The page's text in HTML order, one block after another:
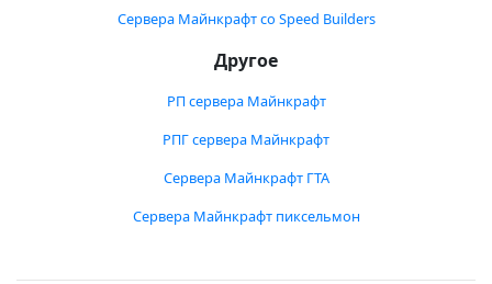
Сервера Майнкрафт со Speed Builders
Другое
РП сервера Майнкрафт
РПГ сервера Майнкрафт
Сервера Майнкрафт ГТА
Сервера Майнкрафт пиксельмон